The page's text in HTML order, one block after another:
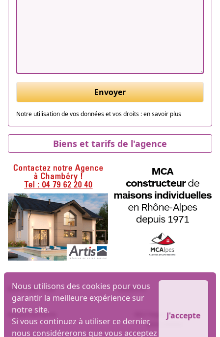
Envoyer
Notre utilisation de vos données et vos droits :en savoir plus
Biens et tarifs de l'agence
Nous utilisons des cookies pour vous
garantir la meilleure expérience sur
notre site.
Si vous continuez à utiliser ce dernier,
nous considérerons que vous acceptez
J'accepte
Biens par ville Maisons
Appartements
MLI logiciel et site
immobilier